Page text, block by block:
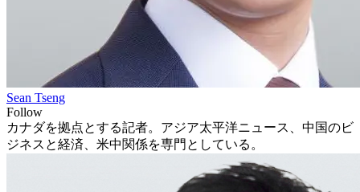
Sean Tseng
Follow
カナダを拠点とする記者。アジア太平洋ニュース、中国のビ
ジネスと経済、米中関係を専門としている。